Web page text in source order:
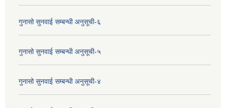
गुनासो सुनवाई सम्बन्धी अनुसूची-६
गुनासो सुनवाई सम्बन्धी अनुसूची-५
गुनासो सुनवाई सम्बन्धी अनुसूची-४